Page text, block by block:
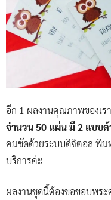
อีก 1 ผลงานคุณภาพของเร
จำนวน 50 แผ่น มี 2 แบบ
คมชัดด้วยระบบดิจิตอล พิม
บริการค่ะ
ผลงานชุดนี้ต้องขอขอบพระ